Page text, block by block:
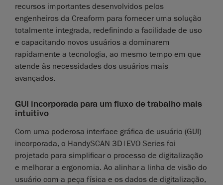
recursos importantes desenvolvidos pelos
engenheiros da Creaform para fornecer uma solução
totalmente integrada, redefinindo a facilidade de uso
e capacitando novos usuários a dominarem
rapidamente a tecnologia, ao mesmo tempo em que
atende às necessidades dos usuários mais
avançados.
GUI incorporada para um fluxo de trabalho mais
intuitivo
Com uma poderosa interface gráfica de usuário (GUI)
incorporada, o HandySCAN 3D|EVO Series foi
projetado para simplificar o processo de digitalização
e melhorar a ergonomia. Ao alinhar a linha de visão do
usuário com a peça física e os dados de digitalização,